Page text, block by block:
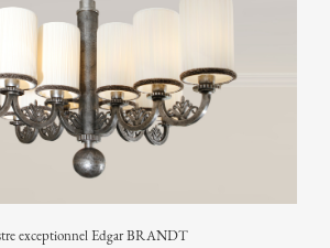
exceptionnel Edgar BRANDT